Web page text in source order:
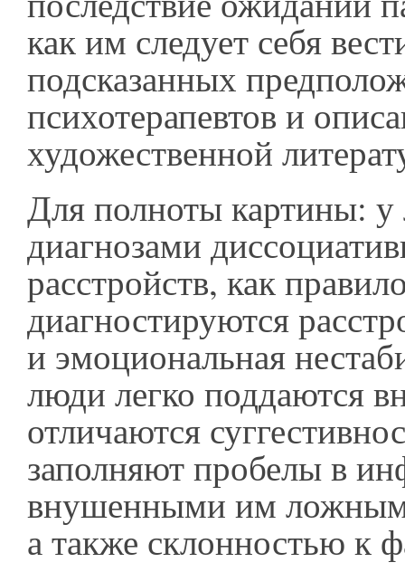
как им следует себя
подсказанных
психотерапевтов и
художественной
Для полноты картины:
диагнозами
расстройств, как
диагностируются
и эмоциональная
люди легко поддаются
отличаются
заполняют пробелы в
внушенными им
а также склонностью к